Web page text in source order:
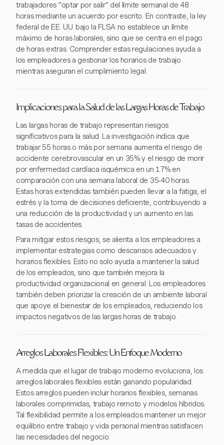
trabajadores "optar por salir" del límite semanal de 48
horas mediante un acuerdo por escrito. En contraste, la ley
federal de EE. UU. bajo la FLSA no establece un límite
máximo de horas laborales, sino que se centra en el pago
de horas extras. Comprender estas regulaciones ayuda a
los empleadores a gestionar los horarios de trabajo
mientras aseguran el cumplimiento legal.
Implicaciones para la Salud de las Largas Horas de Trabajo
Las largas horas de trabajo representan riesgos
significativos para la salud. La investigación indica que
trabajar 55 horas o más por semana aumenta el riesgo de
accidente cerebrovascular en un 35% y el riesgo de morir
por enfermedad cardíaca isquémica en un 17% en
comparación con una semana laboral de 35-40 horas.
Estas horas extendidas también pueden llevar a la fatiga, el
estrés y la toma de decisiones deficiente, contribuyendo a
una reducción de la productividad y un aumento en las
tasas de accidentes.
Para mitigar estos riesgos, se alienta a los empleadores a
implementar estrategias como descansos adecuados y
horarios flexibles. Esto no solo ayuda a mantener la salud
de los empleados, sino que también mejora la
productividad organizacional en general. Los empleadores
también deben priorizar la creación de un ambiente laboral
que apoye el bienestar de los empleados, reduciendo los
impactos negativos de las largas horas de trabajo.
Arreglos Laborales Flexibles: Un Enfoque Moderno
A medida que el lugar de trabajo moderno evoluciona, los
arreglos laborales flexibles están ganando popularidad.
Estos arreglos pueden incluir horarios flexibles, semanas
laborales comprimidas, trabajo remoto y modelos híbridos.
Tal flexibilidad permite a los empleados mantener un mejor
equilibrio entre trabajo y vida personal mientras satisfacen
las necesidades del negocio.